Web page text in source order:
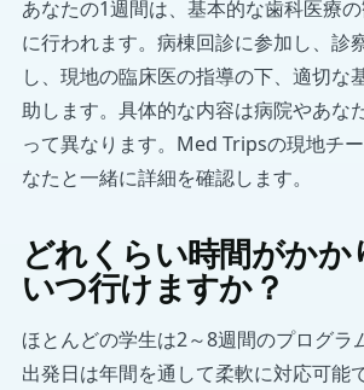
あなたの1週間は、基本的な歯科医療
に行われます。病棟回診に参加し、診
し、現地の臨床医の指導の下、適切な
助します。具体的な内容は病院やあな
って異なります。Med Tripsの現地チ
なたと一緒に詳細を確認します。
どれくらい時間がかか
いつ行けますか？
ほとんどの学生は2～8週間のプログラ
出発日は年間を通して柔軟に対応可能で